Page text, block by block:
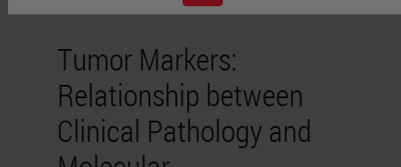
Tumor Markers:
Relationship between
Clinical Pathology and